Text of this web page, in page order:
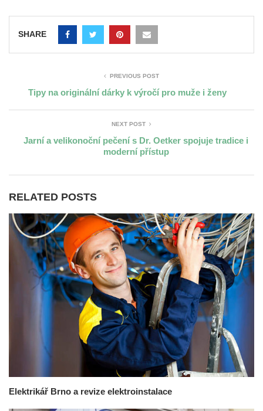
SHARE
PREVIOUS POST
Tipy na originální dárky k výročí pro muže i ženy
NEXT POST
Jarní a velikonoční pečení s Dr. Oetker spojuje tradice i
moderní přístup
RELATED POSTS
Elektrikář Brno a revize elektroinstalace